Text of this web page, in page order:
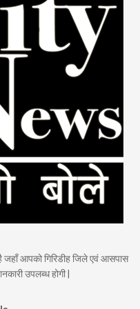
जहाँ आपको गिरिडीह जिले एवं आसपास
उपलब्ध होगी |